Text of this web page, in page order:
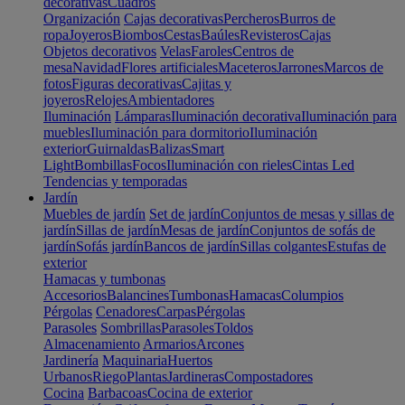
Organización Cajas decorativasPercherosBurros de
ropaJoyerosBiombosCestasBaúlesRevisterosCajas
Objetos decorativos VelasFarolesCentros de
mesaNavidadFlores artificialesMaceterosJarronesMarcos de
fotosFiguras decorativasCajitas y
joyerosRelojesAmbientadores
Iluminación LámparasIluminación decorativaIluminación para
mueblesIluminación para dormitorioIluminación
exteriorGuirnaldasBalizasSmart
LightBombillasFocosIluminación con rielesCintas Led
Tendencias y temporadas
Jardín
Muebles de jardín Set de jardínConjuntos de mesas y sillas de
jardínSillas de jardínMesas de jardínConjuntos de sofás de
jardínSofás jardínBancos de jardínSillas colgantesEstufas de
exterior
Hamacas y tumbonas
AccesoriosBalancinesTumbonasHamacasColumpios
Pérgolas CenadoresCarpasPérgolas
Parasoles SombrillasParasolesToldos
Almacenamiento ArmariosArcones
Jardinería MaquinariaHuertos
UrbanosRiegoPlantasJardinerasCompostadores
Cocina BarbacoasCocina de exterior